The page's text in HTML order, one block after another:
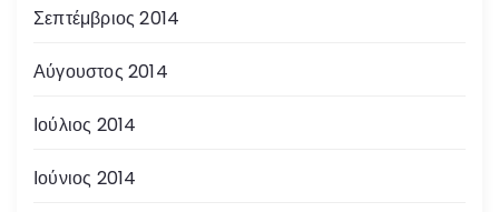
Σεπτέμβριος 2014
Αύγουστος 2014
Ιούλιος 2014
Ιούνιος 2014